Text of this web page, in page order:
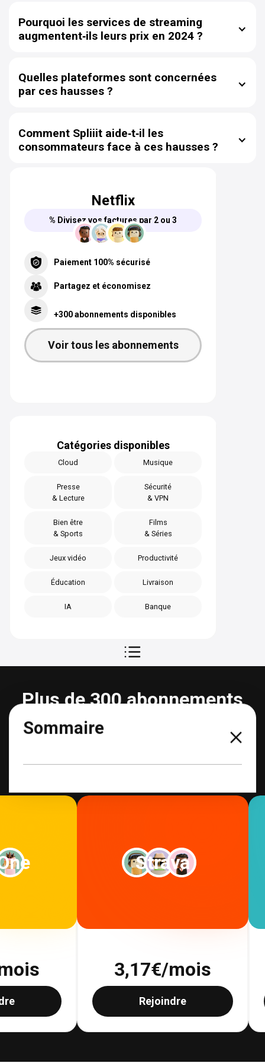
Pourquoi les services de streaming
augmentent‑ils leurs prix en 2024 ?
compenser l’inflation et rester compétitifs sur un
marché très concurrentiel.
Quelles plateformes sont concernées
par ces hausses ?
encore Paramount+ ont annoncé des augmentations de
tarifs.
Comment Spliiit aide‑t‑il les
consommateurs face à ces hausses ?
individuelle et rend le streaming plus abordable.
Netflix
% Divisez vos factures par 2 ou 3
Paiement 100% sécurisé
Partagez et économisez
+300 abonnements disponibles
Voir tous les abonnements
Catégories disponibles
Cloud Musique
Presse
& Lecture
Sécurité
& VPN
Bien être
& Sports
Films
& Séries
Jeux vidéo Productivité
Éducation Livraison
IA Banque
Sommaire
Plus de 300 abonnements
partageables
Strava
3,17€/mois
Rejoindre